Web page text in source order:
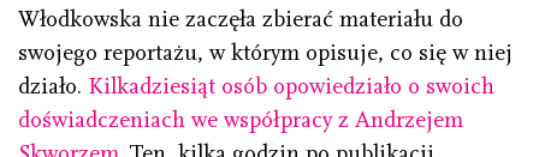
Włodkowska nie zaczęła zbierać materiału do
swojego reportażu, w którym opisuje, co się w niej
działo. Kilkadziesiąt osób opowiedziało o swoich
doświadczeniach we współpracy z Andrzejem